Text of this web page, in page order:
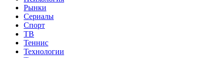
Рынки
Сериалы
Спорт
ТВ
Теннис
Технологии